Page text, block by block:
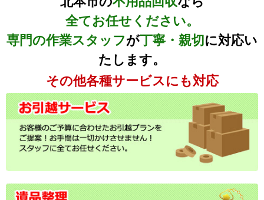
全てお任せください。
専門の作業スタッフが丁寧・親切 に対応い
たします。
その他各種サービスにも対応